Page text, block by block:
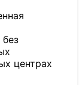
центрах